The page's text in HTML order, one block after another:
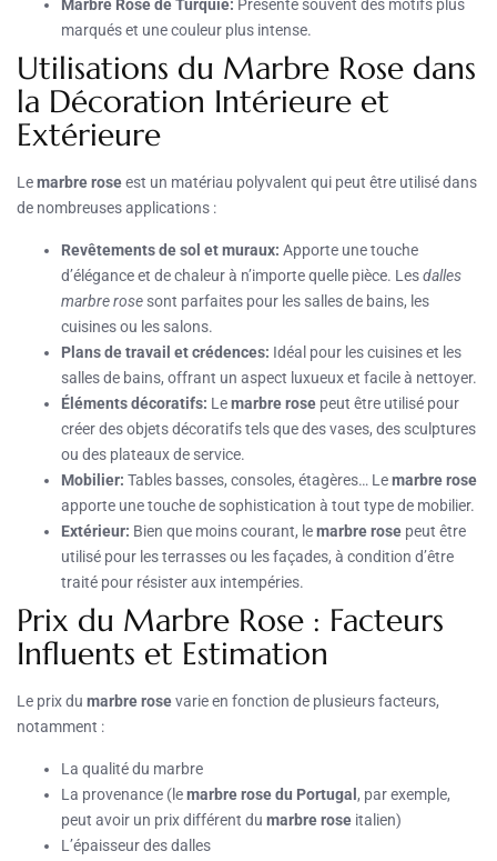
Marbre Rose de Turquie: Présente souvent des motifs plus
marqués et une couleur plus intense.
Utilisations du Marbre Rose dans
la Décoration Intérieure et
Extérieure
Lemarbre roseest un matériau polyvalent qui peut être utilisé dans
de nombreuses applications :
Revêtements de sol et muraux: Apporte une touche
d’élégance et de chaleur à n’importe quelle pièce. Lesdalles
marbre rose sont parfaites pour les salles de bains, les
cuisines ou les salons.
Plans de travail et crédences: Idéal pour les cuisines et les
salles de bains, offrant un aspect luxueux et facile à nettoyer.
Éléments décoratifs: Lemarbre rose peut être utilisé pour
créer des objets décoratifs tels que des vases, des sculptures
ou des plateaux de service.
Mobilier: Tables basses, consoles, étagères… Lemarbre rose
apporte une touche de sophistication à tout type de mobilier.
Extérieur: Bien que moins courant, lemarbre rose peut être
utilisé pour les terrasses ou les façades, à condition d’être
traité pour résister aux intempéries.
Prix du Marbre Rose : Facteurs
Influents et Estimation
Le prix du marbre rosevarie en fonction de plusieurs facteurs,
notamment :
La qualité du marbre
La provenance (lemarbre rose du Portugal , par exemple,
peut avoir un prix différent du marbre rose italien)
L’épaisseur des dalles